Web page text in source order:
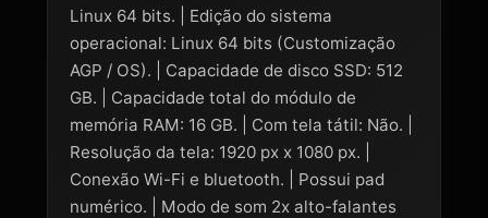
Linux 64 bits. | Edição do sistema
operacional: Linux 64 bits (Customização
AGP / OS). | Capacidade de disco SSD: 512
GB. | Capacidade total do módulo de
memória RAM: 16 GB. | Com tela tátil: Não. |
Resolução da tela: 1920 px x 1080 px. |
Conexão Wi-Fi e bluetooth. | Possui pad
numérico. | Modo de som 2x alto-falantes